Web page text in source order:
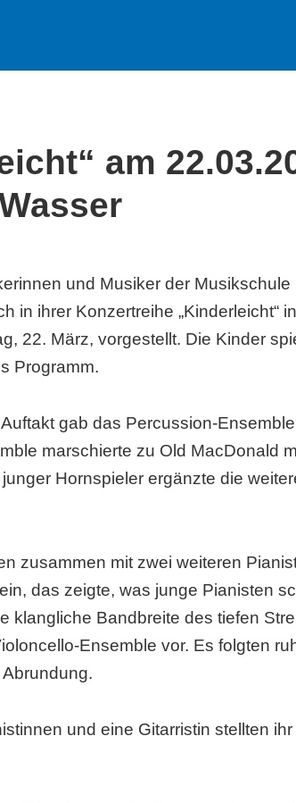
am
und Musiker der Musikschule
in ihrer Konzertreihe „Kinderleicht“
22. März, vorgestellt. Die Kinder
Programm.
gab das Percussion-
marschierte zu Old MacDonald
Hornspieler ergänzte die
zusammen mit zwei weiteren
das zeigte, was junge Pianisten
klangliche Bandbreite des tiefen
Ensemble vor. Es folgten
und eine Gitarristin stellten